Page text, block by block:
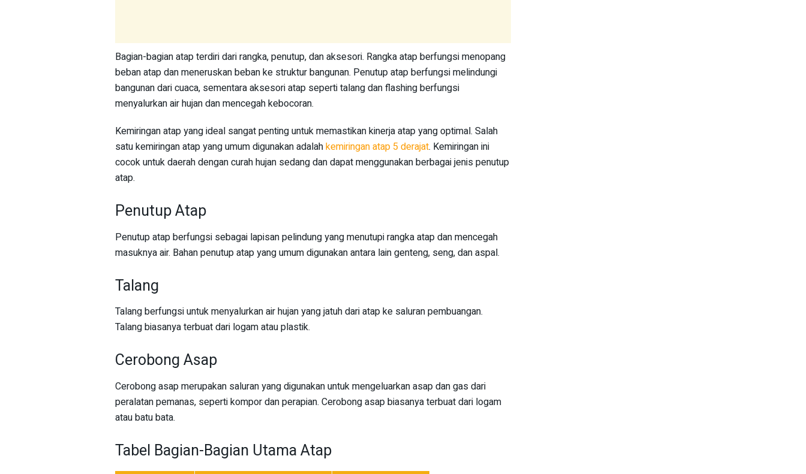
Bagian-bagian atap terdiri dari rangka, penutup, dan aksesori. Rangka atap berfungsi menopang
beban atap dan meneruskan beban ke struktur bangunan. Penutup atap berfungsi melindungi
bangunan dari cuaca, sementara aksesori atap seperti talang dan flashing berfungsi
menyalurkan air hujan dan mencegah kebocoran.
Kemiringan atap yang ideal sangat penting untuk memastikan kinerja atap yang optimal. Salah
satu kemiringan atap yang umum digunakan adalahkemiringan atap 5 derajat. Kemiringan ini
cocok untuk daerah dengan curah hujan sedang dan dapat menggunakan berbagai jenis penutup
atap.
Penutup Atap
Penutup atap berfungsi sebagai lapisan pelindung yang menutupi rangka atap dan mencegah
masuknya air. Bahan penutup atap yang umum digunakan antara lain genteng, seng, dan aspal.
Talang
Talang berfungsi untuk menyalurkan air hujan yang jatuh dari atap ke saluran pembuangan.
Talang biasanya terbuat dari logam atau plastik.
Cerobong Asap
Cerobong asap merupakan saluran yang digunakan untuk mengeluarkan asap dan gas dari
peralatan pemanas, seperti kompor dan perapian. Cerobong asap biasanya terbuat dari logam
atau batu bata.
Tabel Bagian-Bagian Utama Atap